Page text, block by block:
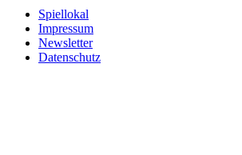
Spiellokal
Impressum
Newsletter
Datenschutz